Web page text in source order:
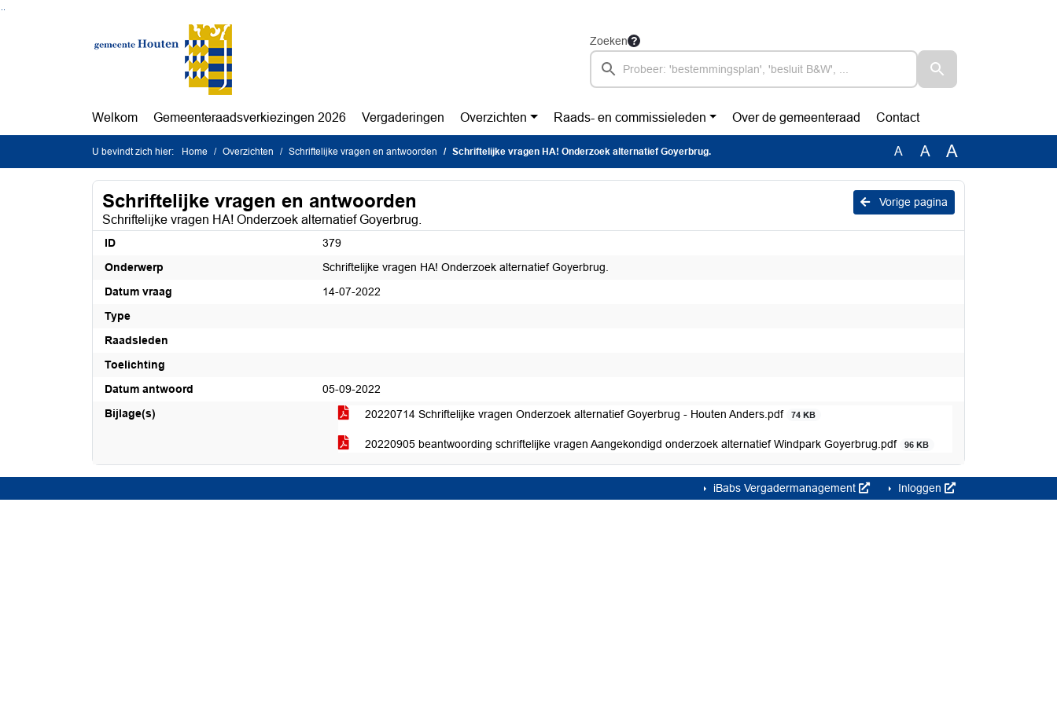
Zoeken
Welkom Gemeenteraadsverkiezingen 2026 Vergaderingen Overzichten Raads- en commissieleden Over de gemeenteraad Contact
U bevindt zich hier: Home Overzichten Schriftelijke vragen en antwoorden Schriftelijke vragen HA! Onderzoek alternatief Goyerbrug. A A A
Vorige pagina
Schriftelijke vragen en antwoorden
Schriftelijke vragen HA! Onderzoek alternatief Goyerbrug.
ID
379
Onderwerp
Schriftelijke vragen HA! Onderzoek alternatief Goyerbrug.
Datum vraag
14-07-2022
Type
Raadsleden
Toelichting
Datum antwoord
05-09-2022
Bijlage(s)
20220714 Schriftelijke vragen Onderzoek alternatief Goyerbrug - Houten Anders.pdf 74 KB
20220905 beantwoording schriftelijke vragen Aangekondigd onderzoek alternatief Windpark Goyerbrug.pdf 96 KB
iBabs Vergadermanagement Inloggen